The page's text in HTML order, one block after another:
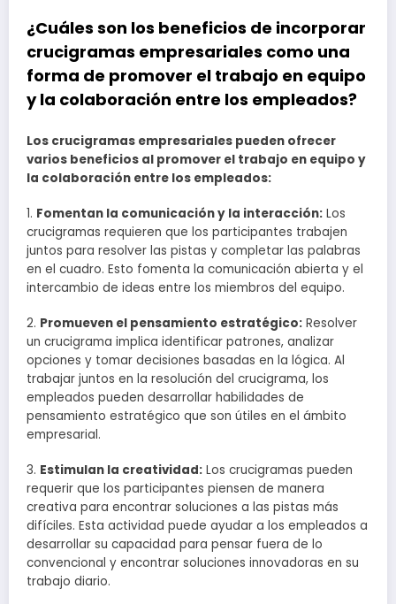
¿Cuáles son los beneficios de incorporar
crucigramas empresariales como una
forma de promover el trabajo en equipo
y la colaboración entre los empleados?
Los crucigramas empresariales pueden ofrecer
varios beneficios al promover el trabajo en equipo y
la colaboración entre los empleados:
1. Fomentan la comunicación y la interacción: Los
crucigramas requieren que los participantes trabajen
juntos para resolver las pistas y completar las palabras
en el cuadro. Esto fomenta la comunicación abierta y el
intercambio de ideas entre los miembros del equipo.
2. Promueven el pensamiento estratégico: Resolver
un crucigrama implica identificar patrones, analizar
opciones y tomar decisiones basadas en la lógica. Al
trabajar juntos en la resolución del crucigrama, los
empleados pueden desarrollar habilidades de
pensamiento estratégico que son útiles en el ámbito
empresarial.
3. Estimulan la creatividad: Los crucigramas pueden
requerir que los participantes piensen de manera
creativa para encontrar soluciones a las pistas más
difíciles. Esta actividad puede ayudar a los empleados a
desarrollar su capacidad para pensar fuera de lo
convencional y encontrar soluciones innovadoras en su
trabajo diario.